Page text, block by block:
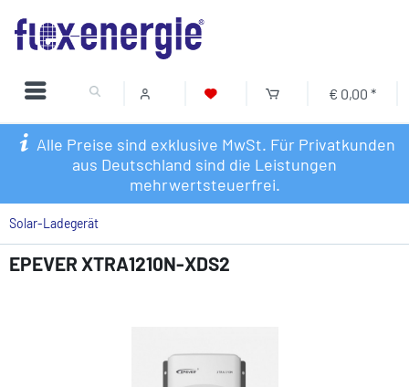
€ 0,00 *
Alle Preise sind exklusive MwSt. Für Privatkunden
aus Deutschland sind die Leistungen
mehrwertsteuerfrei.
Solar-Ladegerät
EPEVER XTRA1210N-XDS2